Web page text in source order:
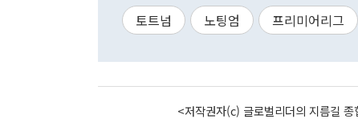
토트넘 노팅엄 프리미어리그
<저작권자(c) 글로벌리더의 지름길